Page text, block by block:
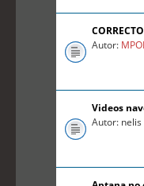
Autor:
Videos
Autor: nelis